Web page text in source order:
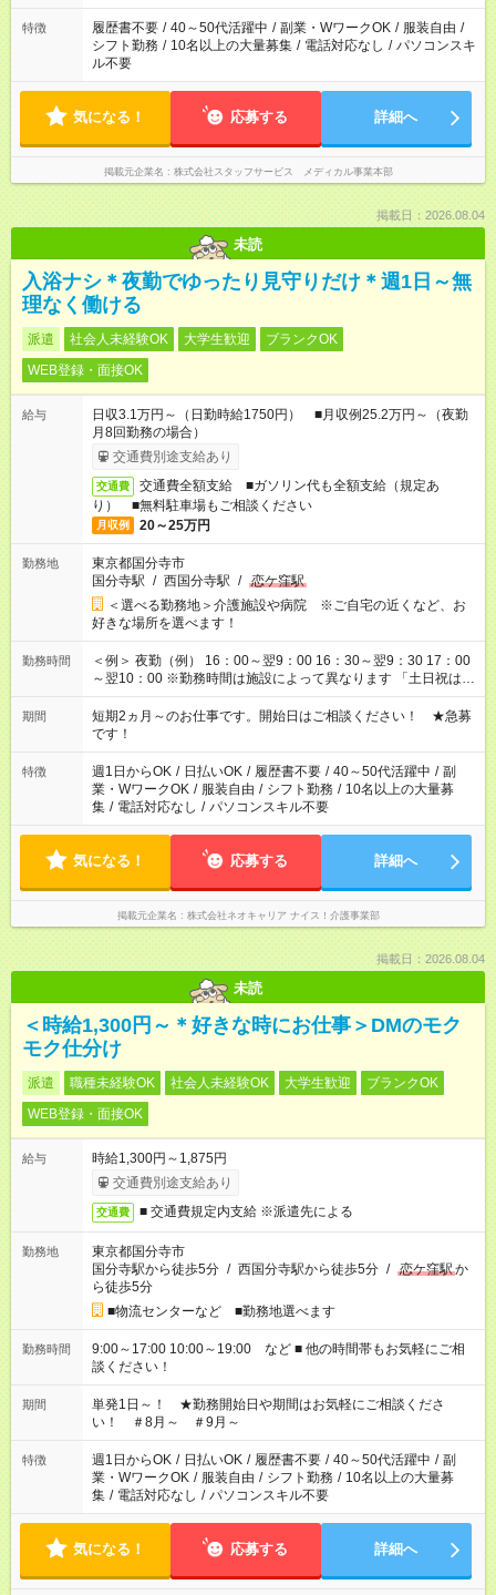
特徴 履歴書不要 / 40～50代活躍中 / 副業・WワークOK / 服装自由 /
シフト勤務 / 10名以上の大量募集 / 電話対応なし / パソコンスキ
ル不要
気になる！ 応募する 詳細へ
掲載元企業名 株式会社スタッフサービス メディカル事業本部
掲載日：2026.08.04
未読
入浴ナシ＊夜勤でゆったり見守りだけ＊週1日～無
理なく働ける
派遣 社会人未経験OK 大学生歓迎
ブランクOK
WEB登録・面接OK
給与
日収3.1万円～（日勤時給1750円） ■月収例25.2万円～（夜勤
月8回勤務の場合）
交通費別途支給あり
交通費
交通費全額支給 ■ガソリン代も全額支給（規定あ
り） ■無料駐車場もご相談ください
月収例 20～25万円
勤務地
東京都国分寺市
国分寺駅 / 西国分寺駅 / 恋ケ窪駅
＜選べる勤務地＞介護施設や病院 ※ご自宅の近くなど、お
好きな場所を選べます！
勤務時間
＜例＞ 夜勤（例） 16：00～翌9：00 16：30～翌9：30 17：00
～翌10：00 ※勤務時間は施設によって異なります 「土日祝は休
みたい」 「しっかり稼ぎたい」 「もう少し遅い時間から始めた
い」など ご希望にあったお仕事をご案内いたします。 ※未経験
の方の場合は1～2ヶ月間は日中での仕事を経験いただき、 お
仕事に慣れてからの夜勤になります。 ★家庭の都合でお休みが
必要な場合も遠慮なくご相談ください。
期間
短期2ヵ月～のお仕事です。開始日はご相談ください！ ★急募
です！
特徴 週1日からOK / 日払いOK / 履歴書不要 / 40～50代活躍中 / 副
業・WワークOK / 服装自由 / シフト勤務 / 10名以上の大量募
集 / 電話対応なし / パソコンスキル不要
気になる！ 応募する 詳細へ
掲載元企業名 株式会社ネオキャリア ナイス！介護事業部
掲載日：2026.08.04
未読
＜時給1,300円～＊好きな時にお仕事＞DMのモク
モク仕分け
派遣 職種未経験OK 社会人未経験OK 大学生歓迎
ブランクOK
WEB登録・面接OK
給与
時給1,300円～1,875円
交通費別途支給あり
交通費 ■ 交通費規定内支給 ※派遣先による
勤務地
東京都国分寺市
国分寺駅から徒歩5分 / 西国分寺駅から徒歩5分 / 恋ケ窪駅か
ら徒歩5分
■物流センターなど ■勤務地選べます
勤務時間
9:00～17:00 10:00～19:00 など ■ 他の時間帯もお気軽にご相
談ください！
期間
単発1日～！ ★勤務開始日や期間はお気軽にご相談くださ
い！ ＃8月～ ＃9月～
特徴 週1日からOK / 日払いOK / 履歴書不要 / 40～50代活躍中 / 副
業・WワークOK / 服装自由 / シフト勤務 / 10名以上の大量募
集 / 電話対応なし / パソコンスキル不要
気になる！ 応募する 詳細へ